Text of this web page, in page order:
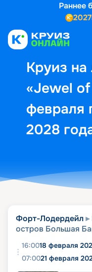
Раннее
2027
Круиз на
«Jewel of
февраля
2028
Форт-Лодердейл
остров Большая
16:0018 февраля
07:0021 февраля